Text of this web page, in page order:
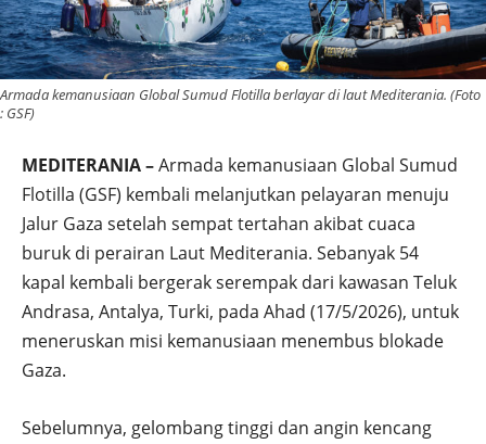
Armada kemanusiaan Global Sumud Flotilla berlayar di laut Mediterania. (Foto
: GSF)
MEDITERANIA –Armada kemanusiaan Global Sumud
Flotilla (GSF) kembali melanjutkan pelayaran menuju
Jalur Gaza setelah sempat tertahan akibat cuaca
buruk di perairan Laut Mediterania. Sebanyak 54
kapal kembali bergerak serempak dari kawasan Teluk
Andrasa, Antalya, Turki, pada Ahad (17/5/2026), untuk
meneruskan misi kemanusiaan menembus blokade
Gaza.
Sebelumnya, gelombang tinggi dan angin kencang